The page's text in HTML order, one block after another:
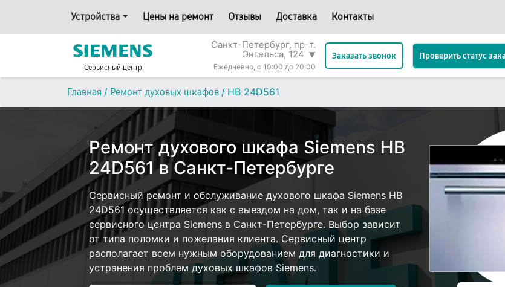
Устройства Цены на ремонт Отзывы Доставка Контакты
Сервисный центр
Санкт-Петербург, пр-т.
Энгельса, 124 ▼
Ежедневно, с 10:00 до 20:00
Заказать звонок Проверить статус
Главная / Ремонт духовых шкафов / HB 24D561
Ремонт духового шкафа Siemens HB
24D561 в Санкт-Петербурге
Сервисный ремонт и обслуживание духового шкафа Siemens HB
24D561 осуществляется как с выездом на дом, так и на базе
сервисного центра Siemens в Санкт-Петербурге. Выбор зависит
от типа поломки и пожелания клиента. Сервисный центр
располагает всем нужным оборудованием для диагностики и
устранения проблем духовых шкафов Siemens.